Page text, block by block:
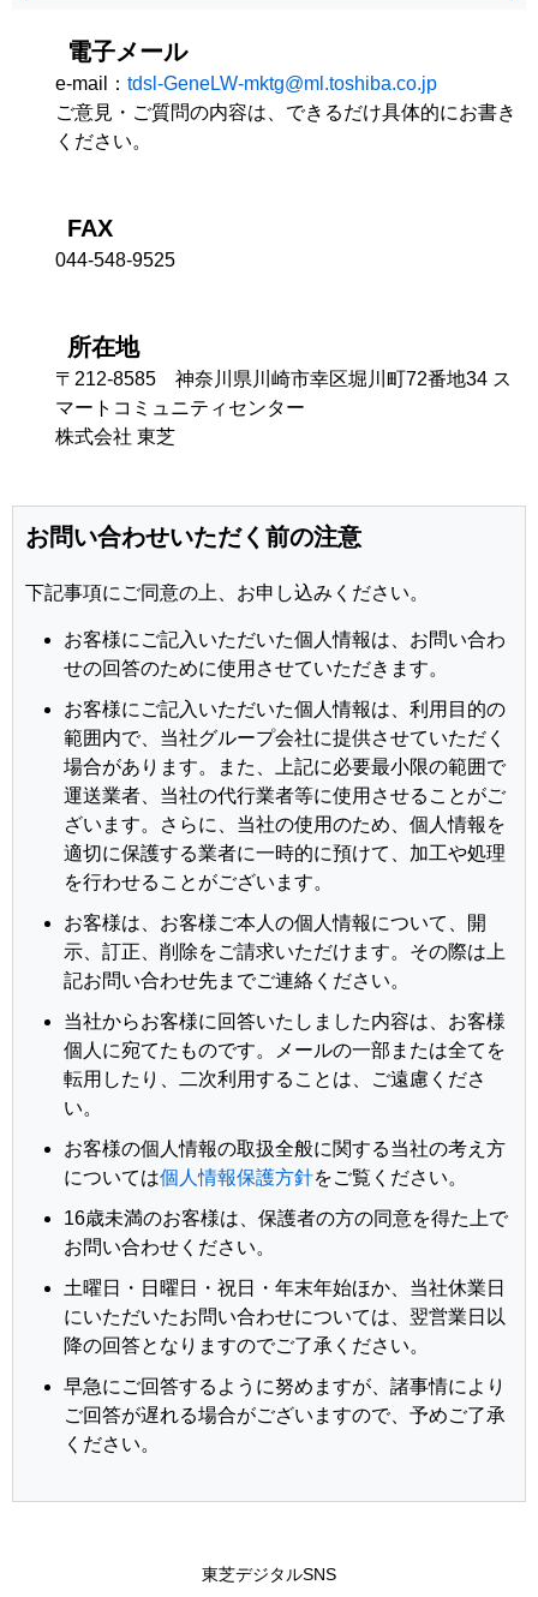
電子メール
e-mail： tdsl-GeneLW-mktg@ml.toshiba.co.jp
ご意見・ご質問の内容は、できるだけ具体的にお書き
ください。
FAX
044-548-9525
所在地
〒212-8585 神奈川県川崎市幸区堀川町72番地34 ス
マートコミュニティセンター
株式会社 東芝
お問い合わせいただく前の注意
下記事項にご同意の上、お申し込みください。
お客様にご記入いただいた個人情報は、お問い合わ
せの回答のために使用させていただきます。
お客様にご記入いただいた個人情報は、利用目的の
範囲内で、当社グループ会社に提供させていただく
場合があります。また、上記に必要最小限の範囲で
運送業者、当社の代行業者等に使用させることがご
ざいます。さらに、当社の使用のため、個人情報を
適切に保護する業者に一時的に預けて、加工や処理
を行わせることがございます。
お客様は、お客様ご本人の個人情報について、開
示、訂正、削除をご請求いただけます。その際は上
記お問い合わせ先までご連絡ください。
当社からお客様に回答いたしました内容は、お客様
個人に宛てたものです。メールの一部または全てを
転用したり、二次利用することは、ご遠慮くださ
い。
お客様の個人情報の取扱全般に関する当社の考え方
については個人情報保護方針をご覧ください。
16歳未満のお客様は、保護者の方の同意を得た上で
お問い合わせください。
土曜日・日曜日・祝日・年末年始ほか、当社休業日
にいただいたお問い合わせについては、翌営業日以
降の回答となりますのでご了承ください。
早急にご回答するように努めますが、諸事情により
ご回答が遅れる場合がございますので、予めご了承
ください。
東芝デジタルSNS